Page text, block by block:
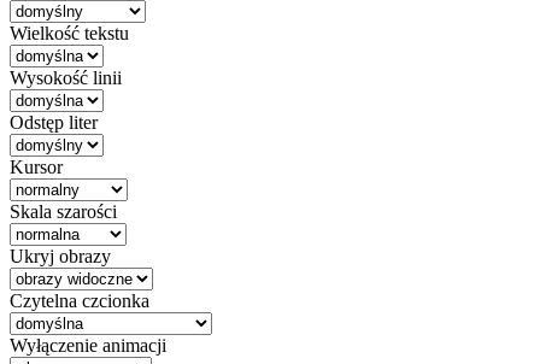
Wielkość tekstu
Wysokość linii
Odstęp liter
Kursor
Skala szarości
Ukryj obrazy
Czytelna czcionka
Wyłączenie animacji